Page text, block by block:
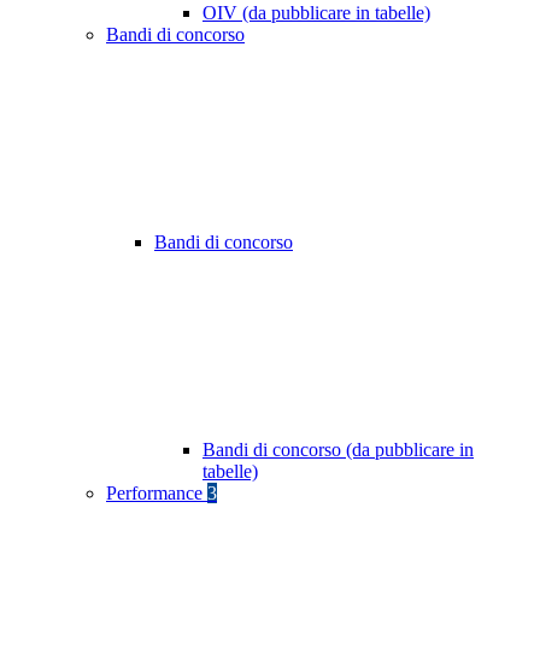
OIV (da pubblicare in tabelle)
Bandi di concorso
Bandi di concorso
Bandi di concorso (da pubblicare in
tabelle)
Performance 3